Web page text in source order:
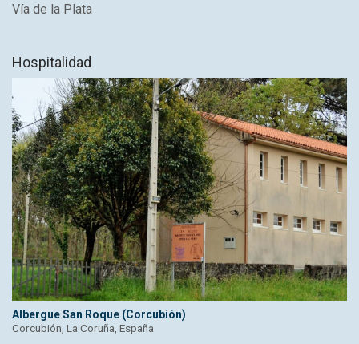
Vía de la Plata
Hospitalidad
Albergue San Roque (Corcubión)
Corcubión, La Coruña, España